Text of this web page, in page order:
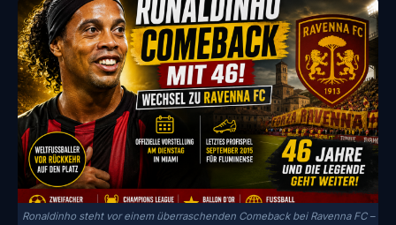
Ronaldinho steht vor einem überraschenden Comeback bei Ravenna FC –